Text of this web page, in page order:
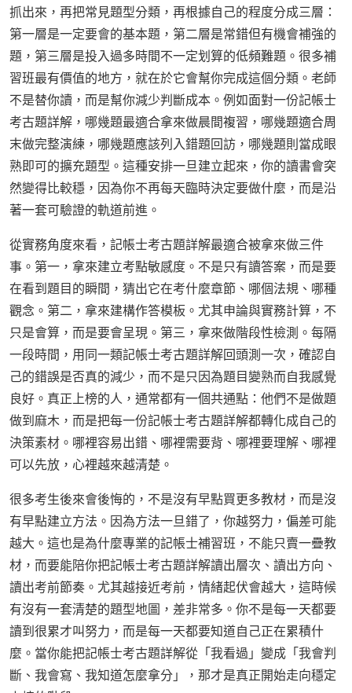
抓出來，再把常見題型分類，再根據自己的程度分成三層：
第一層是一定要會的基本題，第二層是常錯但有機會補強的
題，第三層是投入過多時間不一定划算的低頻難題。很多補
習班最有價值的地方，就在於它會幫你完成這個分類。老師
不是替你讀，而是幫你減少判斷成本。例如面對一份記帳士
考古題詳解，哪幾題最適合拿來做晨間複習，哪幾題適合周
末做完整演練，哪幾題應該列入錯題回訪，哪幾題則當成眼
熟即可的擴充題型。這種安排一旦建立起來，你的讀書會突
然變得比較穩，因為你不再每天臨時決定要做什麼，而是沿
著一套可驗證的軌道前進。
從實務角度來看，記帳士考古題詳解最適合被拿來做三件
事。第一，拿來建立考點敏感度。不是只有讀答案，而是要
在看到題目的瞬間，猜出它在考什麼章節、哪個法規、哪種
觀念。第二，拿來建構作答模板。尤其申論與實務計算，不
只是會算，而是要會呈現。第三，拿來做階段性檢測。每隔
一段時間，用同一類記帳士考古題詳解回頭測一次，確認自
己的錯誤是否真的減少，而不是只因為題目變熟而自我感覺
良好。真正上榜的人，通常都有一個共通點：他們不是做題
做到麻木，而是把每一份記帳士考古題詳解都轉化成自己的
決策素材。哪裡容易出錯、哪裡需要背、哪裡要理解、哪裡
可以先放，心裡越來越清楚。
很多考生後來會後悔的，不是沒有早點買更多教材，而是沒
有早點建立方法。因為方法一旦錯了，你越努力，偏差可能
越大。這也是為什麼專業的記帳士補習班，不能只賣一疊教
材，而要能陪你把記帳士考古題詳解讀出層次、讀出方向、
讀出考前節奏。尤其越接近考前，情緒起伏會越大，這時候
有沒有一套清楚的題型地圖，差非常多。你不是每一天都要
讀到很累才叫努力，而是每一天都要知道自己正在累積什
麼。當你能把記帳士考古題詳解從「我看過」變成「我會判
斷、我會寫、我知道怎麼拿分」，那才是真正開始走向穩定